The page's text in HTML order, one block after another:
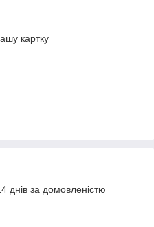
картку
днів за домовленістю